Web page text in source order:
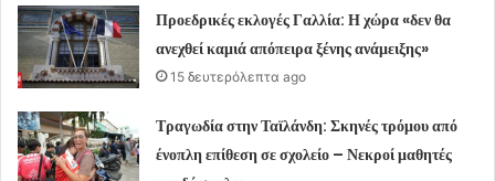
Προεδρικές εκλογές Γαλλία: Η χώρα «δεν θα
ανεχθεί καμιά απόπειρα ξένης ανάμειξης»
15 δευτερόλεπτα ago
Τραγωδία στην Ταϊλάνδη: Σκηνές τρόμου από
ένοπλη επίθεση σε σχολείο – Νεκροί μαθητές